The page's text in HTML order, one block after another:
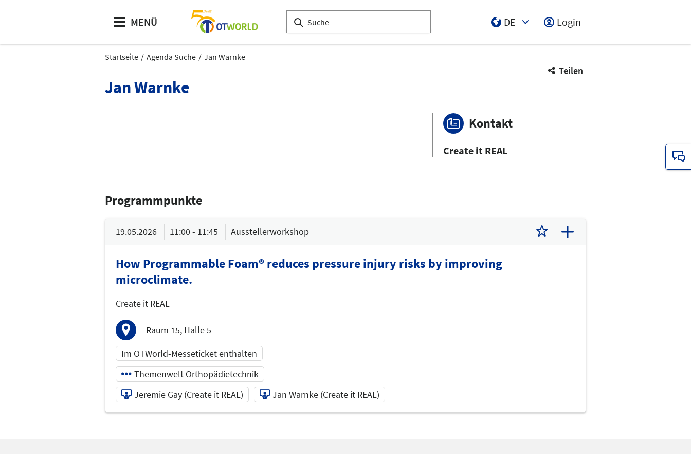
MENÜ
DE
Login
Startseite Agenda Suche Jan Warnke
Teilen
Jan Warnke
Kontakt
Create it REAL
Programmpunkte
19.05.2026 11:00 - 11:45 Ausstellerworkshop
How Programmable Foam® reduces pressure injury risks by improving
microclimate.
Create it REAL
Raum 15, Halle 5
Im OTWorld-Messeticket enthalten
Themenwelt Orthopädietechnik
Jeremie Gay (Create it REAL)
Jan Warnke (Create it REAL)